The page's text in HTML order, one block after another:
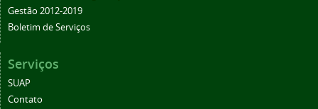
Gestão 2012-2019
Boletim de Serviços
Serviços
SUAP
Contato